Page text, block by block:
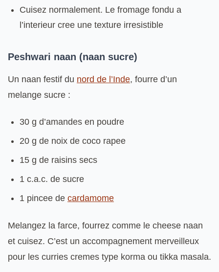
Cuisez normalement. Le fromage fondu a
l’interieur cree une texture irresistible
Peshwari naan (naan sucre)
Un naan festif du nord de l’Inde, fourre d’un
melange sucre :
30 g d’amandes en poudre
20 g de noix de coco rapee
15 g de raisins secs
1 c.a.c. de sucre
1 pincee de cardamome
Melangez la farce, fourrez comme le cheese naan
et cuisez. C’est un accompagnement merveilleux
pour les curries cremes type korma ou tikka masala.